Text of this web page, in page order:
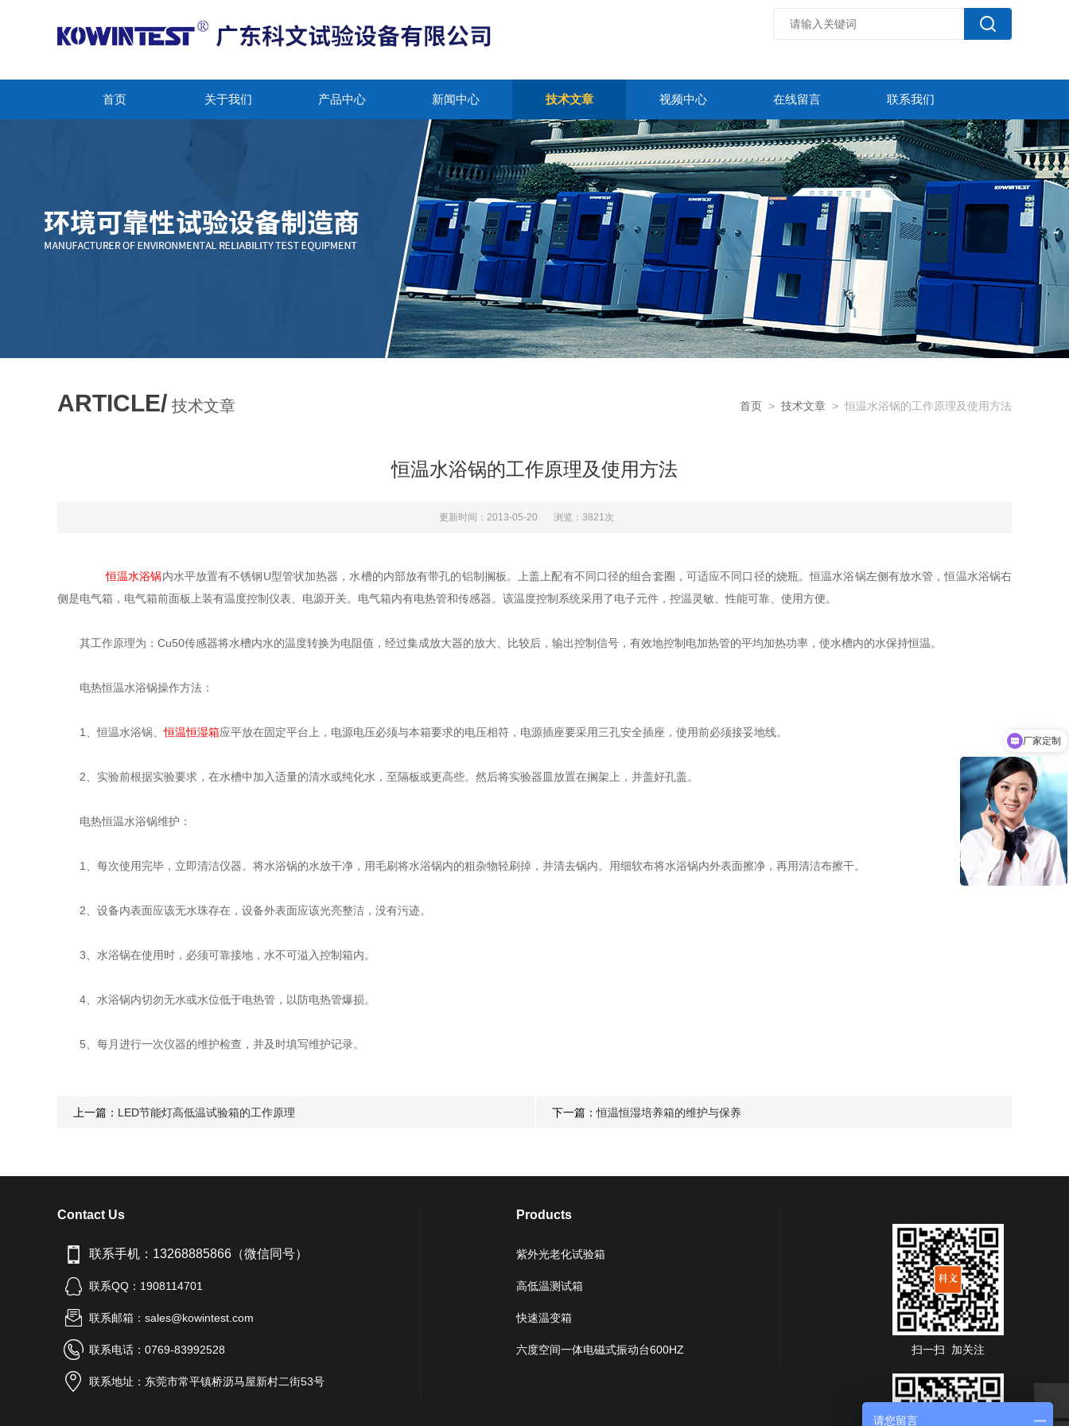
首页 关于我们 产品中心 新闻中心 技术文章 视频中心 在线留言 联系我们
ARTICLE/ 技术文章 首页 > 技术文章 > 恒温水浴锅的工作原理及使用方法
恒温水浴锅的工作原理及使用方法
更新时间：2013-05-20 浏览：3821次
恒温水浴锅内水平放置有不锈钢U型管状加热器，水槽的内部放有带孔的铝制搁板。上盖上配有不同口径的组合套圈，可适应不同口径的烧瓶。恒温水浴锅左侧有放水管，恒温水浴锅右
侧是电气箱，电气箱前面板上装有温度控制仪表、电源开关。电气箱内有电热管和传感器。该温度控制系统采用了电子元件，控温灵敏、性能可靠、使用方便。
其工作原理为：Cu50传感器将水槽内水的温度转换为电阻值，经过集成放大器的放大、比较后，输出控制信号，有效地控制电加热管的平均加热功率，使水槽内的水保持恒温。
电热恒温水浴锅操作方法：
1、恒温水浴锅、恒温恒湿箱应平放在固定平台上，电源电压必须与本箱要求的电压相符，电源插座要采用三孔安全插座，使用前必须接妥地线。
2、实验前根据实验要求，在水槽中加入适量的清水或纯化水，至隔板或更高些。然后将实验器皿放置在搁架上，并盖好孔盖。
电热恒温水浴锅维护：
1、每次使用完毕，立即清洁仪器。将水浴锅的水放干净，用毛刷将水浴锅内的粗杂物轻刷掉，并清去锅内。用细软布将水浴锅内外表面擦净，再用清洁布擦干。
2、设备内表面应该无水珠存在，设备外表面应该光亮整洁，没有污迹。
3、水浴锅在使用时，必须可靠接地，水不可溢入控制箱内。
4、水浴锅内切勿无水或水位低于电热管，以防电热管爆损。
5、每月进行一次仪器的维护检查，并及时填写维护记录。
上一篇： LED节能灯高低温试验箱的工作原理 下一篇：恒温恒湿培养箱的维护与保养
Contact Us
联系手机：13268885866（微信同号）
联系QQ：1908114701
联系邮箱：sales@kowintest.com
联系电话：0769-83992528
联系地址：东莞市常平镇桥沥马屋新村二街53号
Products
紫外光老化试验箱
高低温测试箱
快速温变箱
六度空间一体电磁式振动台600HZ 扫一扫 加关注
厂家定制
请您留言